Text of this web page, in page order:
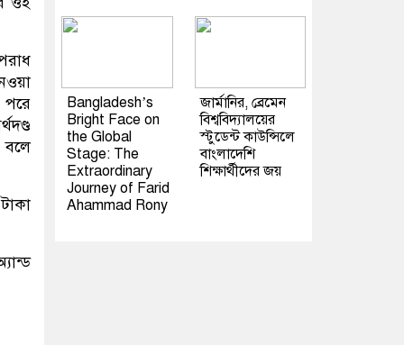
পরে
বলে
Bangladesh’s
Bright Face on
the Global
Stage: The
Extraordinary
Journey of Farid
Ahammad Rony
জার্মানির, ব্রেমেন
বিশ্ববিদ্যালয়ের
স্টুডেন্ট কাউন্সিলে
বাংলাদেশি
শিক্ষার্থীদের জয়